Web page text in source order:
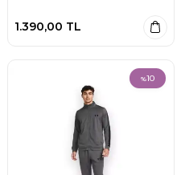
1.390,00 TL
%10